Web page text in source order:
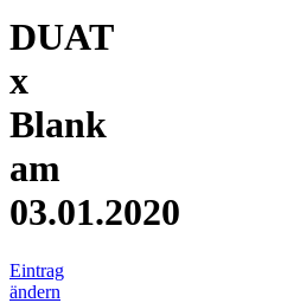
DUAT
x
Blank
am
03.01.2020
Eintrag
ändern